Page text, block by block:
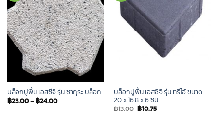
บล็อกปูพื้น เอสซีจี รุ่น ซากุระ บล็อก
฿23.00–฿24.00
บล็อกปูพื้น เอสซีจี รุ่น ทรีโอ้ ขนาด
20 x 16.8 x 6 ซม.
฿13.00 Original
price
฿10.75Current